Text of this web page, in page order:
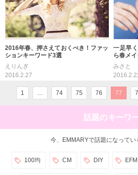
2016年春、押さえておくべき！ファッ
ションキーワード3選
えりんぎ
2016.2.27
一足早
ら春メ
みさと
1 … 74 75 76 77
話題のキーワ
今、EMMARYで話題になってい
100均 CM DIY EFM